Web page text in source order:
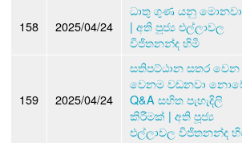
158 2025/04/24
ධාතු ගුණ යනු
| අති පූජ්‍ය එල්ලාවල
විජිතනන්ද හිමි
159 2025/04/24
සතිපට්ඨාන සතර වෙන
වෙනම වඩනවා
Q&A සහිත පැහැදිලි
කිරීමක් | අති පූජ්‍ය
එල්ලාවල විජිතනන්ද